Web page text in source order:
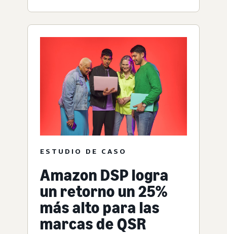
ESTUDIO DE CASO
Amazon DSP logra
un retorno un 25%
más alto para las
marcas de QSR